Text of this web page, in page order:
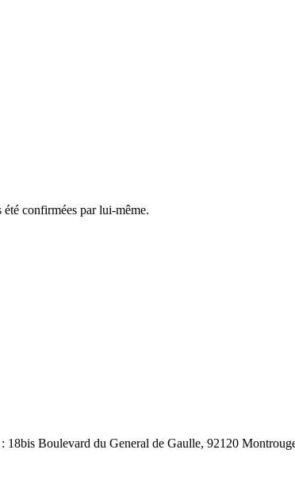
confirmées par lui-même.
18bis Boulevard du General de Gaulle, 92120